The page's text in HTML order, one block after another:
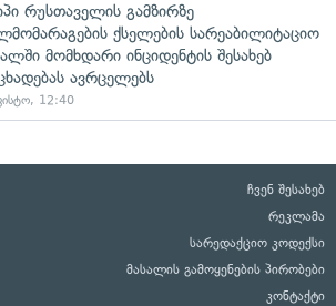
რუსთაველის გამზირზე
ქსელების სარეაბილიტაციო
მომხდარი ინციდენტის შესახებ
ავრცელებს
12:40
ჩვენ შესახებ
რეკლამა
სარედაქციო კოდექსი
მასალის გამოყენების პირობები
კონტაქტი